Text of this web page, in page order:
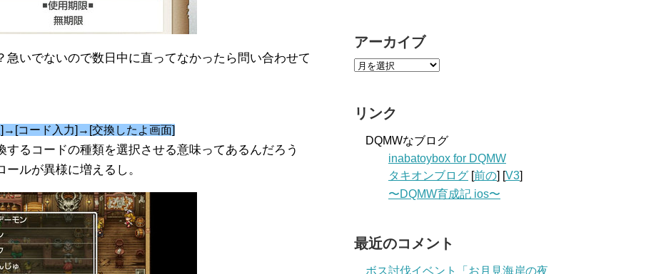
急いでないので数日中に直ってなかったら問い合わせて
コード入力]→[交換したよ画面]
るコードの種類を選択させる意味ってあるんだろう
ルが異様に増えるし。
アーカイブ
リンク
DQMWなブログ
inabatoybox for DQMW
タキオンブログ [前の] [V3]
〜DQMW育成記 ios〜
最近のコメント
ボス討伐イベント「お月見海岸の夜